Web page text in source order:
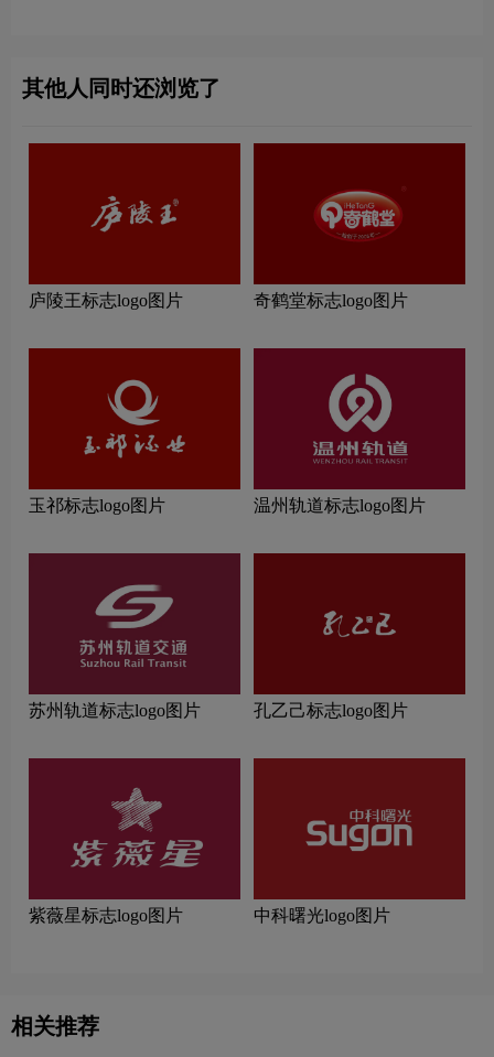
其他人同时还浏览了
庐陵王标志logo图片 奇鹤堂标志logo图片
玉祁标志logo图片 温州轨道标志logo图片
苏州轨道标志logo图片 孔乙己标志logo图片
紫薇星标志logo图片 中科曙光logo图片
相关推荐